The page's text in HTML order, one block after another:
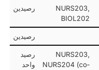
NURS203,
BIOL202
رصيدين
رصيدين
NURS203,
NURS204 (co-
رصيد
واحد